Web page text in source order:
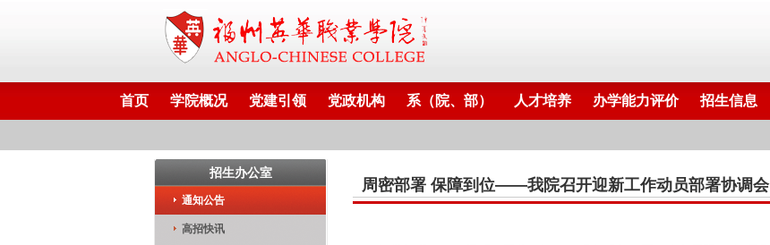
首页 学院概况 党建引领 党政机构 系（院、部） 人才培养 办学能力评价 招生信息
招生办公室
通知公告
高招快讯
周密部署 保障到位——我院召开迎新工作动员部署协调会